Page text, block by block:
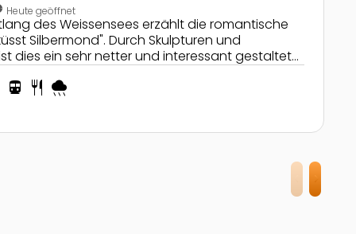
Heute geöffnet
des Weissensees erzählt die romantische
Silbermond". Durch Skulpturen und
dies ein sehr netter und interessant gestalteter
directions_transit restaurant rainy